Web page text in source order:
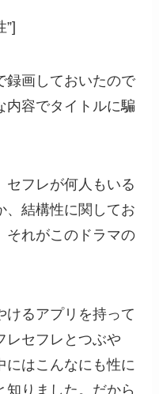
”]
録画しておいたので
内容でタイトルに騙
セフレが何人もいる
、結構性に関してお
それがこのドラマの
けるアプリを持って
レセフレとつぶや
にはこんなにも性に
知りました。だから